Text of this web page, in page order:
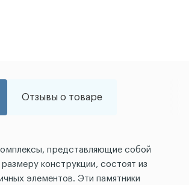
Отзывы о товаре
представляющие собой
конструкции, состоят из
элементов. Эти памятники